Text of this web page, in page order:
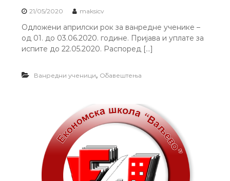
21/05/2020 maksicv
Одложени априлски рок за ванредне ученике –
од 01. до 03.06.2020. године. Пријава и уплате за
испите до 22.05.2020. Распоред […]
Ванредни ученици, Обавештења